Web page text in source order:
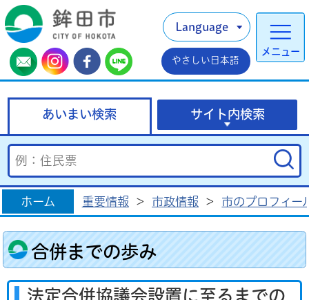
メニュー
Language
やさしい日本語
あいまい検索 サイト内検索
ホーム 重要情報 > 市政情報 > 市のプロフィー
合併までの歩み
法定合併協議会設置に至るまでの